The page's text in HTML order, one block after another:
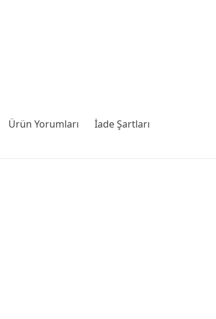
Ürün Yorumları İade Şartları